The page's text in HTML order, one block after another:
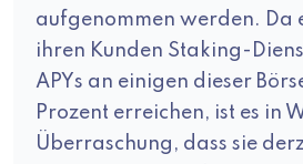
aufgenommen werden. Da
ihren Kunden Staking-
APYs an einigen dieser
Prozent erreichen, ist es in
Überraschung, dass sie